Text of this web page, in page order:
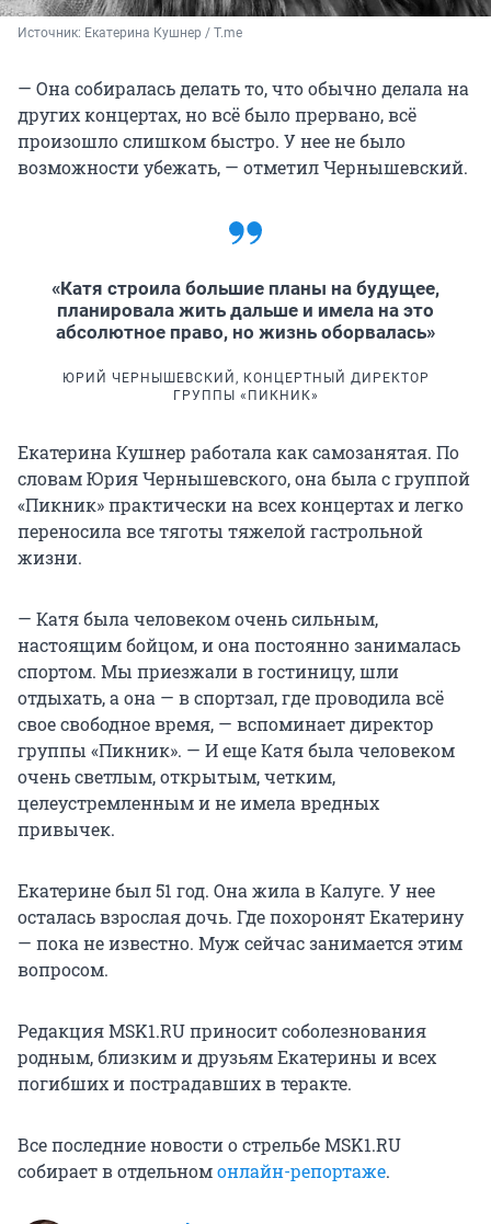
Источник: Екатерина Кушнер / T.me
— Она собиралась делать то, что обычно делала на
других концертах, но всё было прервано, всё
произошло слишком быстро. У нее не было
возможности убежать, — отметил Чернышевский.
«Катя строила большие планы на будущее,
планировала жить дальше и имела на это
абсолютное право, но жизнь оборвалась»
ЮРИЙ ЧЕРНЫШЕВСКИЙ, КОНЦЕРТНЫЙ ДИРЕКТОР
ГРУППЫ «ПИКНИК»
Екатерина Кушнер работала как самозанятая. По
словам Юрия Чернышевского, она была с группой
«Пикник» практически на всех концертах и легко
переносила все тяготы тяжелой гастрольной
жизни.
— Катя была человеком очень сильным,
настоящим бойцом, и она постоянно занималась
спортом. Мы приезжали в гостиницу, шли
отдыхать, а она — в спортзал, где проводила всё
свое свободное время, — вспоминает директор
группы «Пикник». — И еще Катя была человеком
очень светлым, открытым, четким,
целеустремленным и не имела вредных
привычек.
Екатерине был 51 год. Она жила в Калуге. У нее
осталась взрослая дочь. Где похоронят Екатерину
— пока не известно. Муж сейчас занимается этим
вопросом.
Редакция MSK1.RU приносит соболезнования
родным, близким и друзьям Екатерины и всех
погибших и пострадавших в теракте.
Все последние новости о стрельбе MSK1.RU
собирает в отдельномонлайн-репортаже.